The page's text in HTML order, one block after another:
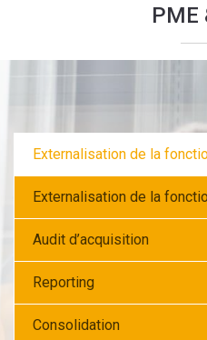
PME
Externalisation de la
Externalisation de la
Audit d’acquisition
Reporting
Consolidation